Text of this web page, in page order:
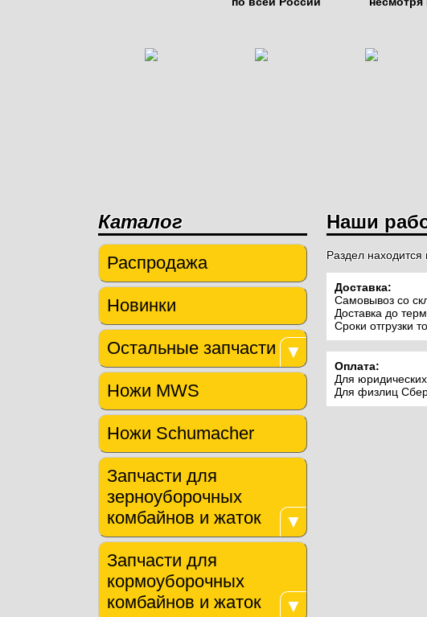
КОРМОСМЕСИТЕЛЕЙ И
Каталог
Распродажа
Новинки
Остальные запчасти
▼
Ножи MWS
Ножи Schumacher
Запчасти для
зерноуборочных
комбайнов и жаток
▼
Запчасти для
кормоуборочных
комбайнов и жаток
▼
Наши
Раздел
Доставка:
Самовывоз со
Доставка до
Сроки отгрузки
Оплата:
Для
Для физлиц